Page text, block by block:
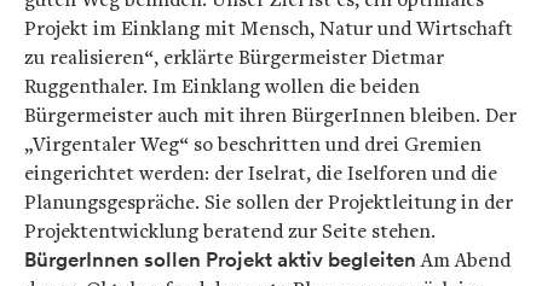
Projekt im Einklang mit Mensch, Natur und Wirtschaft
zu realisieren“, erklärte Bürgermeister Dietmar
Ruggenthaler. Im Einklang wollen die beiden
Bürgermeister auch mit ihren BürgerInnen bleiben. Der
„Virgentaler Weg“ so beschritten und drei Gremien
eingerichtet werden: der Iselrat, die Iselforen und die
Planungsgespräche. Sie sollen der Projektleitung in der
Projektentwicklung beratend zur Seite stehen.
BürgerInnen sollen Projekt aktiv begleitenAm Abend